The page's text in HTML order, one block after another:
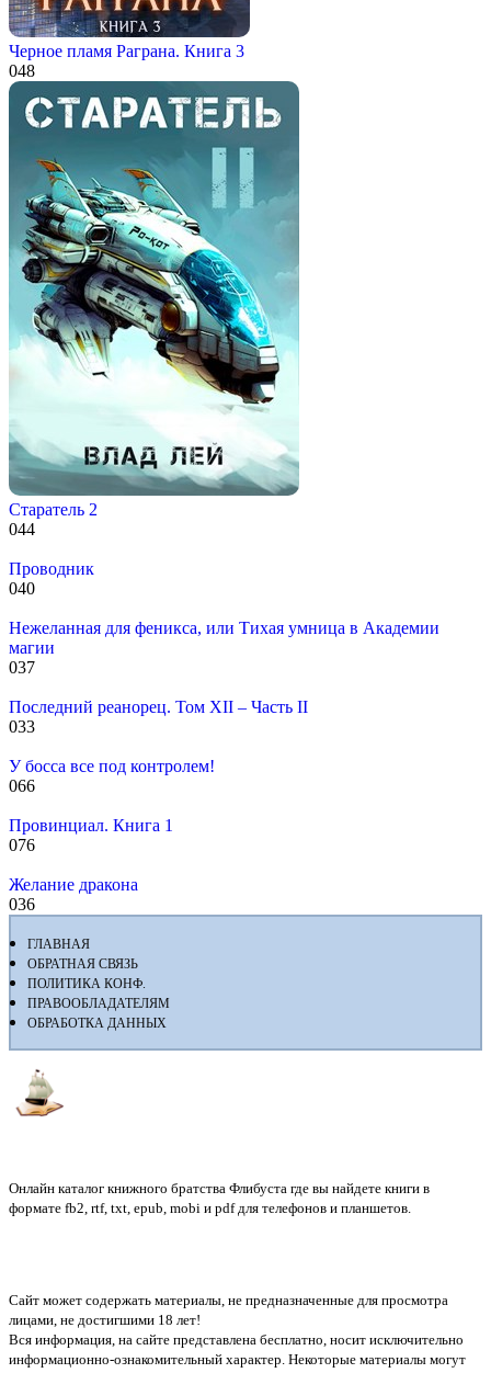
Черное пламя Раграна. Книга 3
048
Старатель 2
044
Проводник
040
Нежеланная для феникса, или Тихая умница в Академии
магии
037
Последний реанорец. Том XII – Часть II
033
У босса все под контролем!
066
Провинциал. Книга 1
076
Желание дракона
036
ГЛАВНАЯ
ОБРАТНАЯ СВЯЗЬ
ПОЛИТИКА КОНФ.
ПРАВООБЛАДАТЕЛЯМ
ОБРАБОТКА ДАННЫХ
Онлайн каталог книжного братства Флибуста где вы найдете книги в
формате fb2, rtf, txt, epub, mobi и pdf для телефонов и планшетов.
Сайт может содержать материалы, не предназначенные для просмотра
лицами, не достигшими 18 лет!
Вся информация, на сайте представлена бесплатно, носит исключительно
информационно-ознакомительный характер. Некоторые материалы могут